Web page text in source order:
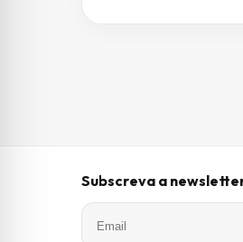
Subscreva a